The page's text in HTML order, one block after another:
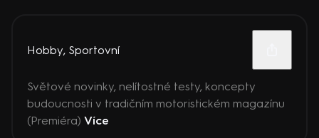
Hobby, Sportovní
Světové novinky, nelítostné testy, koncepty
budoucnosti v tradičním motoristickém magazínu
(Premiéra) Více